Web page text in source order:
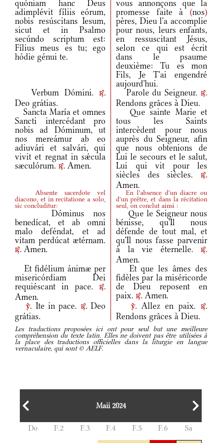
quóniam hanc Deus
adimplévit fíliis eórum,
nobis resúscitans Iesum,
sicut et in Psalmo
secúndo scriptum est:
Fílius meus es tu; ego
hódie génui te.
vous annonçons que la
promesse faite à (nos)
pères, Dieu l'a accomplie
pour nous, leurs enfants,
en ressuscitant Jésus,
selon ce qui est écrit
dans le psaume
deuxième: Tu es mon
Fils, Je T'ai engendré
aujourd'hui.
Verbum Dómini.
r.
Deo grátias.
Parole du Seigneur. r.
Rendons grâces à Dieu.
Sancta María et omnes
Sancti intercédant pro
nobis ad Dóminum, ut
nos mereámur ab eo
adiuvári et salvári, qui
vivit et regnat in sǽcula
sæculórum. r. Amen.
Que sainte Marie et
tous les Saints
intercèdent pour nous
auprès du Seigneur, afin
que nous obtenions de
Lui le secours et le salut,
Lui qui vit pour les
siècles des siècles.
r.
Amen.
Absente sacerdote vel
diacono, et in recitatione a solo,
sic concluditur:
En l'absence d'un diacre ou
d'un prêtre, et dans la récitation
seul, on conclut ainsi :
Dóminus nos
benedícat, et ab omni
malo deféndat, et ad
vitam perdúcat ætérnam.
r. Amen.
Que le Seigneur nous
bénisse, qu'Il nous
défende de tout mal, et
qu'Il nous fasse parvenir
à la vie éternelle.
r.
Amen.
Et fidélium ánimæ per
misericórdiam Dei
requiéscant in pace.
r.
Amen.
Et que les âmes des
fidèles par la miséricorde
de Dieu reposent en
paix. r. Amen.
v. Ite in pace. r.Deo
grátias.
v.Allez en paix.r.
Rendons grâces à Dieu.
Les traductions proposées ici ont pour seul but une meilleure
compréhension du texte latin. Elles ne doivent pas être utilisées à
la place des traductions officielles dans la liturgie en langue
vernaculaire, qui sont © AELF.
Maii 2024
Do F.2 F.3 F.4 F.5 F.6
Sa